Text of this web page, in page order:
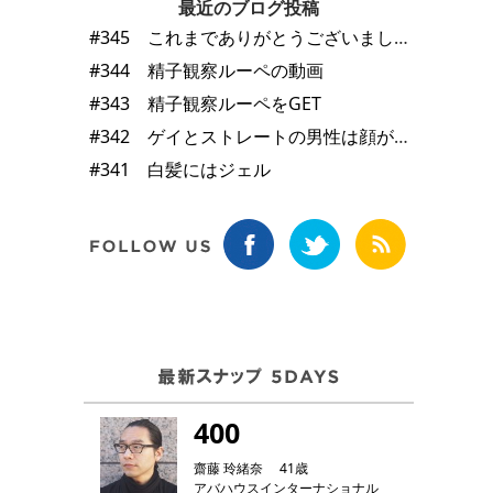
最近のブログ投稿
#345 これまでありがとうございました
#344 精子観察ルーペの動画
#343 精子観察ルーペをGET
#342 ゲイとストレートの男性は顔が違う
#341 白髪にはジェル
400
齋藤 玲緒奈 41歳
アバハウスインターナショナル